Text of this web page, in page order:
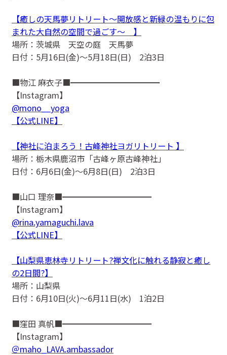
【癒しの天馬夢リトリート〜開放感と新緑の温もりに包
まれた大自然の空間で過ごす〜 】
場所：茨城県 天空の庭 天馬夢
日付：5月16日(金)〜5月18日(日) 2泊3日
■物江 麻衣子■━━━━━━━━━━━
【Instagram】
@mono__yoga
【公式LINE】
【神社に泊まろう！古峰神社ヨガリトリート 】
場所：栃木県鹿沼市「古峰ヶ原古峰神社」
日付：6月6日(金)〜6月8日(日) 2泊3日
■山口 理奈■━━━━━━━━━━━
【Instagram】
@rina.yamaguchi.lava
【公式LINE】
【山梨県恵林寺リトリート?禅文化に触れる静寂と癒し
の2日間?】
場所：山梨県
日付：6月10日(火)〜6月11日(水) 1泊2日
■窪田 真帆■━━━━━━━━━━━
【Instagram】
＠maho_LAVA.ambassador